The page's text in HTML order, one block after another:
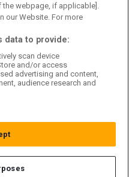
webpage, if applicable].
our Website. For more
data to provide:
scan device
and/or access
advertising and content,
audience research and